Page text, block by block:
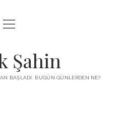
YILDIZI
YAZILARI
menüyü
aç
Şahin
BAŞLADI. BUGÜN GÜNLERDEN NE?